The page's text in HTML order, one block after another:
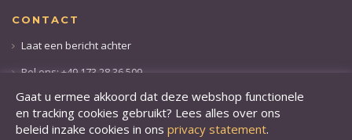
CONTACT
Laat een bericht achter
Bel ons: +49 173 28 36 509
Gaat u ermee akkoord dat deze webshop functionele
en tracking cookies gebruikt? Lees alles over ons
beleid inzake cookies in ons privacy statement.